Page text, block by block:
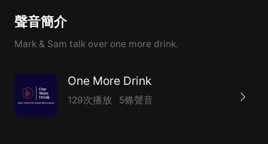
聲音簡介
Mark & Sam talk over one more drink.
One More Drink
129次播放 5條聲音